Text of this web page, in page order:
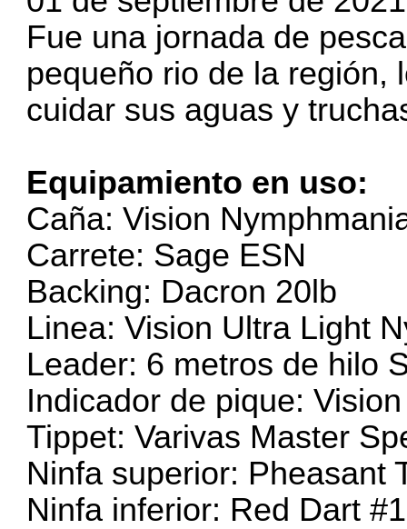
Fue una jornada de
pequeño rio de la región,
cuidar sus aguas y
Equipamiento en uso:
Caña: Vision
Carrete: Sage ESN
Backing: Dacron 20lb
Linea: Vision Ultra Light
Leader: 6 metros de hilo
Indicador de pique:
Tippet: Varivas Master
Ninfa superior: Pheasant
Ninfa inferior: Red Dart